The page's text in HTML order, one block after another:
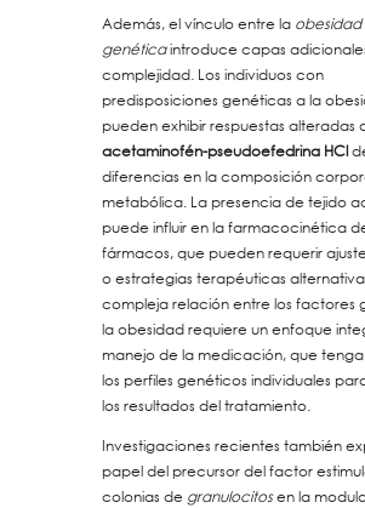
Además, el vínculo entre la obesidad
genéticaintroduce capas
complejidad. Los individuos con
predisposiciones genéticas a la
pueden exhibir respuestas alteradas
acetaminofén-pseudoefedrina HCl
diferencias en la composición
metabólica. La presencia de tejido
puede influir en la farmacocinética
fármacos, que pueden requerir
o estrategias terapéuticas
compleja relación entre los factores
la obesidad requiere un enfoque
manejo de la medicación, que
los perfiles genéticos individuales
los resultados del tratamiento.
Investigaciones recientes también
papel del precursor del factor
colonias de granulocitosen la